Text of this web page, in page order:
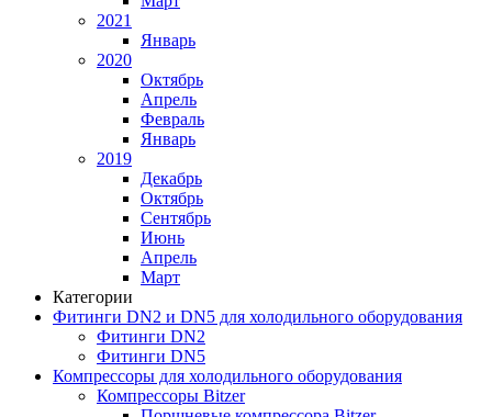
2021
Январь
2020
Октябрь
Апрель
Февраль
Январь
2019
Декабрь
Октябрь
Сентябрь
Июнь
Апрель
Март
Категории
Фитинги DN2 и DN5 для холодильного оборудования
Фитинги DN2
Фитинги DN5
Компрессоры для холодильного оборудования
Компрессоры Bitzer